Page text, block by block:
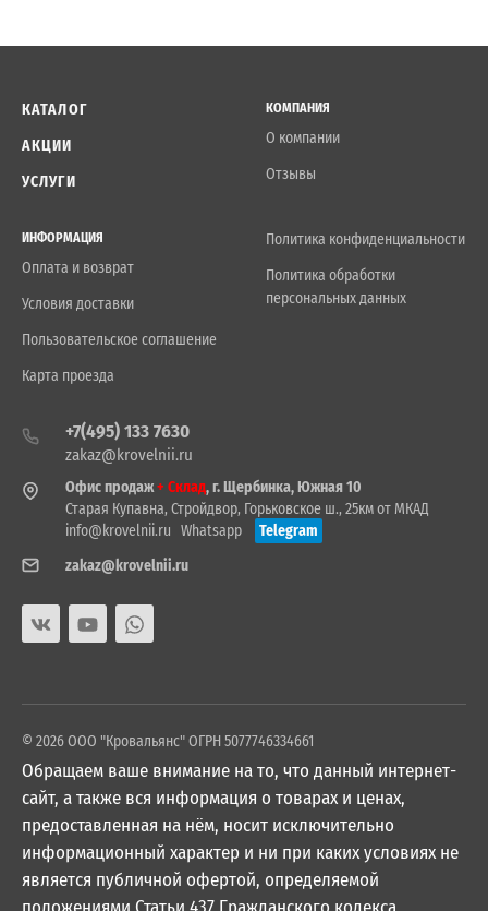
КАТАЛОГ
АКЦИИ
УСЛУГИ
КОМПАНИЯ
О компании
Отзывы
ИНФОРМАЦИЯ
Оплата и возврат
Условия доставки
Пользовательское соглашение
Карта проезда
Политика конфиденциальности
Политика обработки
персональных данных
+7(495) 133 7630
zakaz@krovelnii.ru
Офис продаж+ Склад, г. Щербинка, Южная 10
Старая Купавна, Стройдвор, Горьковское ш., 25км от МКАД
info@krovelnii.ru Whatsapp
Telegram
zakaz@krovelnii.ru
© 2026 ООО "Кровальянс" ОГРН 5077746334661
Обращаем ваше внимание на то, что данный интернет-
сайт, а также вся информация о товарах и ценах,
предоставленная на нём, носит исключительно
информационный характер и ни при каких условиях не
является публичной офертой, определяемой